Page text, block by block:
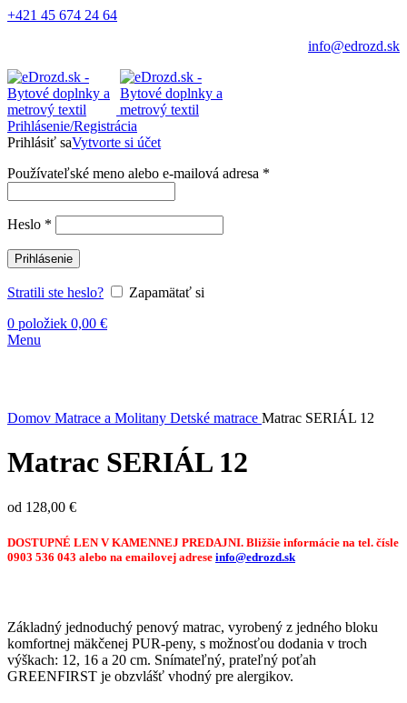
+421 45 674 24 64
info@edrozd.sk
Prihlásenie/Registrácia
Prihlásiť saVytvorte si účet
Používateľské meno alebo e-mailová adresa *
Heslo *
Prihlásenie
Stratili ste heslo?
Zapamätať si
0 položiek 0,00 €
Menu
Domov Matrace a Molitany Detské matrace Matrac SERIÁL 12
Matrac SERIÁL 12
od 128,00 €
DOSTUPNÉ LEN V KAMENNEJ PREDAJNI. Bližšie informácie na tel. čísle
0903 536 043 alebo na emailovej adrese info@edrozd.sk
Základný jednoduchý penový matrac, vyrobený z jedného bloku
komfortnej mäkčenej PUR-peny, s možnosťou dodania v troch
výškach: 12, 16 a 20 cm. Snímateľný, prateľný poťah
GREENFIRST je obzvlášť vhodný pre alergikov.